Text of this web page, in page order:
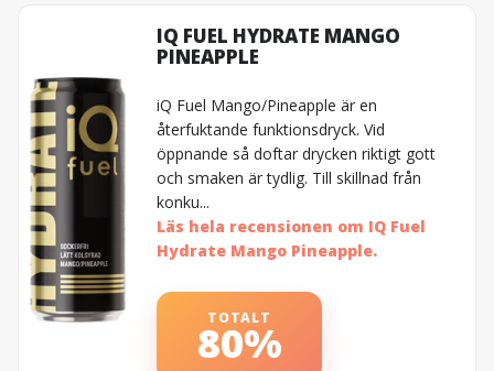
IQ FUEL HYDRATE MANGO
PINEAPPLE
iQ Fuel Mango/Pineapple är en
återfuktande funktionsdryck. Vid
öppnande så doftar drycken riktigt gott
och smaken är tydlig. Till skillnad från
konku...
Läs hela recensionen om IQ Fuel
Hydrate Mango Pineapple.
TOTALT
80%